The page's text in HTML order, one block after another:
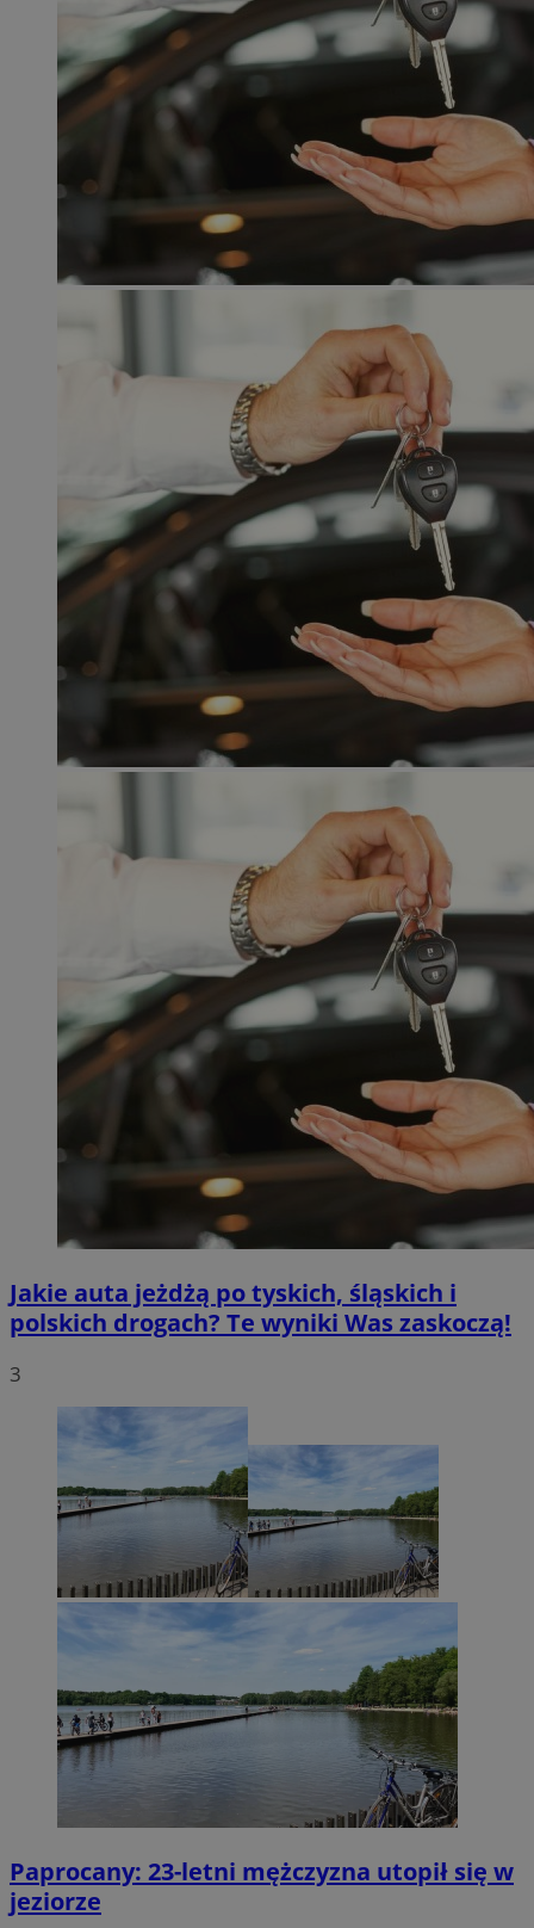
Jakie auta jeżdżą po tyskich, śląskich i
polskich drogach? Te wyniki Was zaskoczą!
3
Paprocany: 23-letni mężczyzna utopił się w
jeziorze